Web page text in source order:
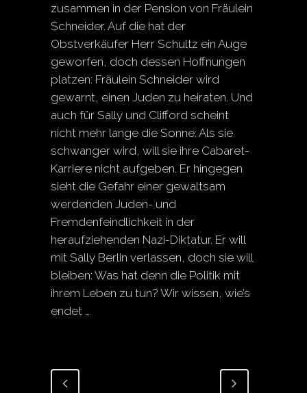
zusammen in der Pension von Fräulein
Schneider. Auf die hat der
Obstverkäufer Herr Schultz ein Auge
geworfen, doch dessen Hoffnungen
platzen: Fräulein Schneider wird
gewarnt, einen Juden zu heiraten. Und
auch für Sally und Clifford scheint
nicht mehr lange die Sonne: Als sie
schwanger wird, will sie ihre Cabaret-
Karriere nicht aufgeben. Er hingegen
sieht die Gefahr einer gewaltsam
werdenden Juden- und
Fremdenfeindlichkeit in der
heraufziehenden Nazi-Diktatur. Er will
mit Sally Berlin verlassen, doch sie will
bleiben: Was hat denn die Politik mit
ihrem Leben zu tun? Wir wissen, wie’s
endet …